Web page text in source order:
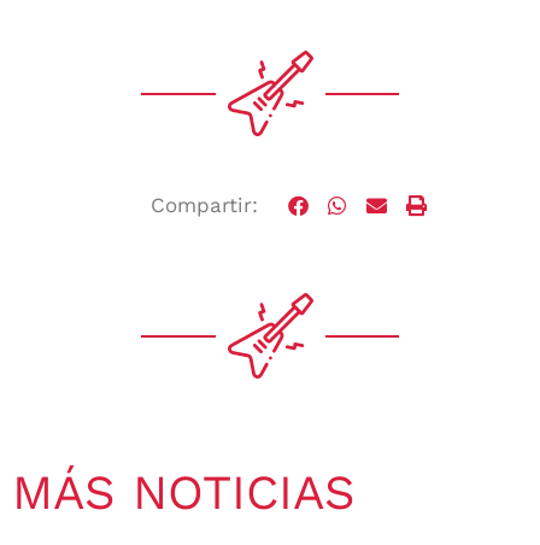
Compartir:
MÁS NOTICIAS